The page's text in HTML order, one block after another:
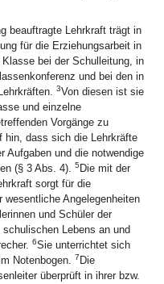
beauftragte Lehrkraft trägt in
für die Erziehungsarbeit in
bei der Schulleitung, in
und bei den in
3Von diesen ist sie
und einzelne
Vorgänge zu
hin, dass sich die Lehrkräfte
Aufgaben und die notwendige
(§ 3 Abs. 4). 5 Die mit der
sorgt für die
wesentliche Angelegenheiten
und Schüler der
Lebens an und
6Sie unterrichtet sich
Notenbogen. 7 Die
überprüft in ihrer bzw.